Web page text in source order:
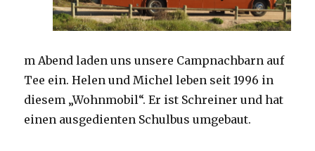
m Abend laden uns unsere Campnachbarn auf
Tee ein. Helen und Michel leben seit 1996 in
diesem „Wohnmobil“. Er ist Schreiner und hat
einen ausgedienten Schulbus umgebaut.